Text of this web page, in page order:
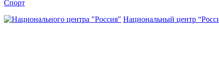
Спорт
Национальный центр